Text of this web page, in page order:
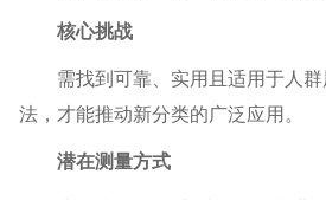
核心挑战
需找到可靠、实用且适用于人
法，才能推动新分类的广泛应用。
潜在测量方式